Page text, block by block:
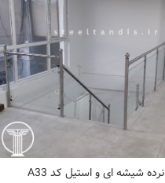
نرده شیشه ای و استیل کد A33